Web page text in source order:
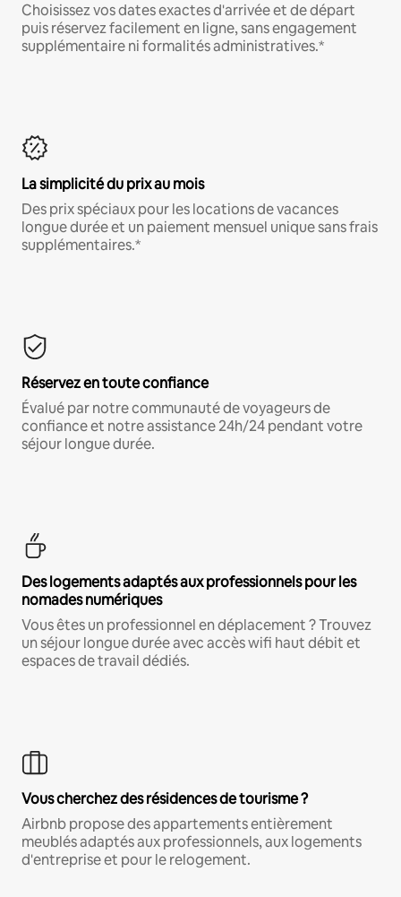
Choisissez vos dates exactes d'arrivée et de départ
puis réservez facilement en ligne, sans engagement
supplémentaire ni formalités administratives.*
La simplicité du prix au mois
Des prix spéciaux pour les locations de vacances
longue durée et un paiement mensuel unique sans frais
supplémentaires.*
Réservez en toute confiance
Évalué par notre communauté de voyageurs de
confiance et notre assistance 24h/24 pendant votre
séjour longue durée.
Des logements adaptés aux professionnels pour les
nomades numériques
Vous êtes un professionnel en déplacement ? Trouvez
un séjour longue durée avec accès wifi haut débit et
espaces de travail dédiés.
Vous cherchez des résidences de tourisme ?
Airbnb propose des appartements entièrement
meublés adaptés aux professionnels, aux logements
d'entreprise et pour le relogement.